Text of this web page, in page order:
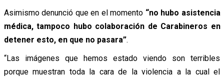
Asimismo denunció que en el momento “no hubo asistencia
médica, tampoco hubo colaboración de Carabineros en
detener esto, en que no pasara”.
“Las imágenes que hemos estado viendo son terribles
porque muestran toda la cara de la violencia a la cual el